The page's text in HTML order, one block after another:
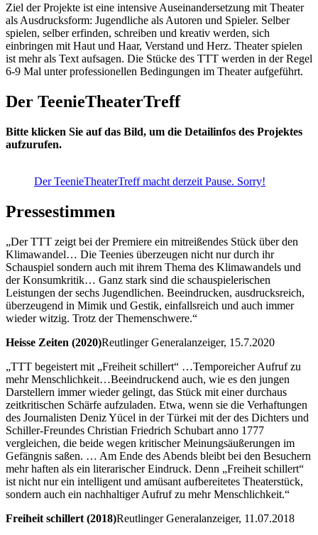
Ziel der Projekte ist eine intensive Auseinandersetzung mit Theater
als Ausdrucksform: Jugendliche als Autoren und Spieler. Selber
spielen, selber erfinden, schreiben und kreativ werden, sich
einbringen mit Haut und Haar, Verstand und Herz. Theater spielen
ist mehr als Text aufsagen. Die Stücke des TTT werden in der Regel
6-9 Mal unter professionellen Bedingungen im Theater aufgeführt.
Der TeenieTheaterTreff
Bitte klicken Sie auf das Bild, um die Detailinfos des Projektes
aufzurufen.
Der TeenieTheaterTreff macht derzeit Pause. Sorry!
Pressestimmen
„Der TTT zeigt bei der Premiere ein mitreißendes Stück über den
Klimawandel… Die Teenies überzeugen nicht nur durch ihr
Schauspiel sondern auch mit ihrem Thema des Klimawandels und
der Konsumkritik… Ganz stark sind die schauspielerischen
Leistungen der sechs Jugendlichen. Beeindrucken, ausdrucksreich,
überzeugend in Mimik und Gestik, einfallsreich und auch immer
wieder witzig. Trotz der Themenschwere.“
Heisse Zeiten (2020)Reutlinger Generalanzeiger, 15.7.2020
„TTT begeistert mit „Freiheit schillert“ …Temporeicher Aufruf zu
mehr Menschlichkeit…Beeindruckend auch, wie es den jungen
Darstellern immer wieder gelingt, das Stück mit einer durchaus
zeitkritischen Schärfe aufzuladen. Etwa, wenn sie die Verhaftungen
des Journalisten Deniz Yücel in der Türkei mit der des Dichters und
Schiller-Freundes Christian Friedrich Schubart anno 1777
vergleichen, die beide wegen kritischer Meinungsäußerungen im
Gefängnis saßen. … Am Ende des Abends bleibt bei den Besuchern
mehr haften als ein literarischer Eindruck. Denn „Freiheit schillert“
ist nicht nur ein intelligent und amüsant aufbereitetes Theaterstück,
sondern auch ein nachhaltiger Aufruf zu mehr Menschlichkeit.“
Freiheit schillert (2018)Reutlinger Generalanzeiger, 11.07.2018